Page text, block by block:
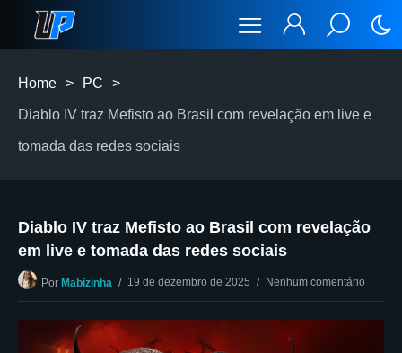
Home > PC >
Diablo IV traz Mefisto ao Brasil com revelação em live e
tomada das redes sociais
Diablo IV traz Mefisto ao Brasil com revelação
em live e tomada das redes sociais
Por Mabizinha 19 de dezembro de 2025 Nenhum comentário